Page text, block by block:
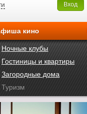
Вход
кино
Ночные клубы
Гостиницы и квартиры
Загородные дома
Туризм